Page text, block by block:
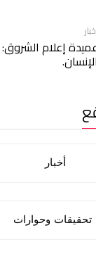
إعلام الشروق:
الإنسان.
أخبار
تحقيقات وحوارات